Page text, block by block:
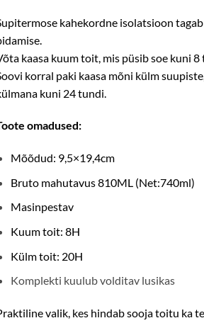
kahekordne isolatsioon
kaasa kuum toit, mis püsib soe kuni 8
korral paki kaasa mõni külm
kuni 24 tundi.
omadused:
Mõõdud: 9,5×19,4cm
Bruto mahutavus 810ML (Net:740ml)
Masinpestav
Kuum toit: 8H
Külm toit: 20H
Komplekti kuulub volditav lusikas
valik, kes hindab sooja toitu ka